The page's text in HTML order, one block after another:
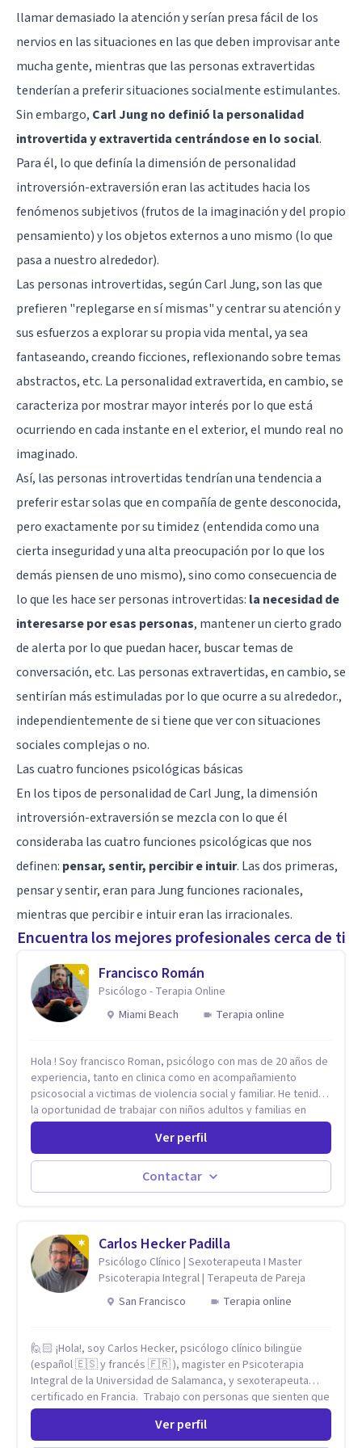
llamar demasiado la atención y serían presa fácil de los
nervios en las situaciones en las que deben improvisar ante
mucha gente, mientras que las personas extravertidas
tenderían a preferir situaciones socialmente estimulantes.
Sin embargo, Carl Jung no definió la personalidad
introvertida y extravertida centrándose en lo social.
Para él, lo que definía la dimensión de personalidad
introversión-extraversión eran las actitudes hacia los
fenómenos subjetivos (frutos de la imaginación y del propio
pensamiento) y los objetos externos a uno mismo (lo que
pasa a nuestro alrededor).
Las personas introvertidas, según Carl Jung, son las que
prefieren "replegarse en sí mismas" y centrar su atención y
sus esfuerzos a explorar su propia vida mental, ya sea
fantaseando, creando ficciones, reflexionando sobre temas
abstractos, etc. La personalidad extravertida, en cambio, se
caracteriza por mostrar mayor interés por lo que está
ocurriendo en cada instante en el exterior, el mundo real no
imaginado.
Así, las personas introvertidas tendrían una tendencia a
preferir estar solas que en compañía de gente desconocida,
pero exactamente por su timidez (entendida como una
cierta inseguridad y una alta preocupación por lo que los
demás piensen de uno mismo), sino como consecuencia de
lo que les hace ser personas introvertidas: la necesidad de
interesarse por esas personas, mantener un cierto grado
de alerta por lo que puedan hacer, buscar temas de
conversación, etc. Las personas extravertidas, en cambio, se
sentirían más estimuladas por lo que ocurre a su alrededor.,
independientemente de si tiene que ver con situaciones
sociales complejas o no.
Las cuatro funciones psicológicas básicas
En los tipos de personalidad de Carl Jung, la dimensión
introversión-extraversión se mezcla con lo que él
consideraba las cuatro funciones psicológicas que nos
definen: pensar, sentir, percibir e intuir. Las dos primeras,
pensar y sentir, eran para Jung funciones racionales,
mientras que percibir e intuir eran las irracionales.
Encuentra los mejores profesionales cerca de ti
Francisco Román
Psicólogo - Terapia Online
Miami Beach
Terapia online
Hola ! Soy francisco Roman, psicólogo con mas de 20 años de
experiencia, tanto en clinica como en acompañamiento
psicosocial a victimas de violencia social y familiar. He tenido
la oportunidad de trabajar con niños adultos y familias en
todos los espacios y esto me ha dado un una variedad de
aprendizajes que ahora pongo a tu disposicion. En la
actualidad puedo atenderte de manera presencial y/o virtual,
de lunes a sabado. el costo de cada sesión lo acordamos en
el primer contacto
Ver perfil
Contactar
Carlos Hecker Padilla
Psicólogo Clínico | Sexoterapeuta I Master
Psicoterapia Integral | Terapeuta de Pareja
San Francisco
Terapia online
🙋🏻 ¡Hola!, soy Carlos Hecker, psicólogo clínico bilingüe
(español 🇪🇸 y francés 🇫🇷 ), magister en Psicoterapia
Integral de la Universidad de Salamanca, y sexoterapeuta
certificado en Francia. Trabajo con personas que sienten que
algo en su vida dejó de calzar: ansiedad que se desborda,
tristeza que no se va, duelos que se alargan, relaciones que
Ver perfil